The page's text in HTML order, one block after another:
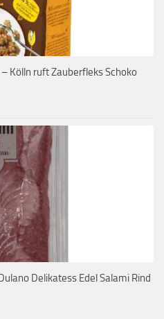
Kölln ruft Zauberfleks Schoko
Delikatess Edel Salami Rind